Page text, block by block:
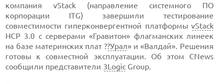
компания vStack (направление системного ПО
корпорации ITG) завершили тестирование
совместимости гиперконвергентной платформы vStack
HCP 3.0 с серверами «Гравитон» флагманских линеек
на базе материнских плат ??Урал» и «Валдай». Решения
готовы к совместной эксплуатации. Об этом CNews
сообщили представители 3Logic Group.